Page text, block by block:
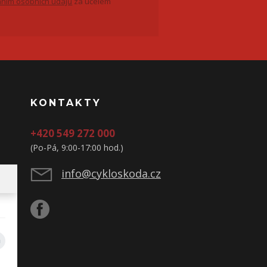
KONTAKTY
+420 549 272 000
(Po-Pá, 9:00-17:00 hod.)
info@cykloskoda.cz